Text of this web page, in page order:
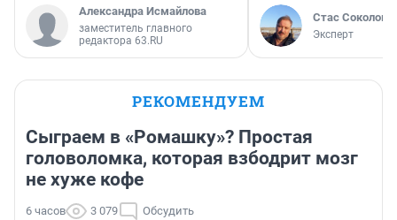
Александра Исмайлова
заместитель главного
редактора 63.RU
Стас Соколов
Эксперт
РЕКОМЕНДУЕМ
Сыграем в «Ромашку»? Простая
головоломка, которая взбодрит мозг
не хуже кофе
6 часов 3 079 Обсудить